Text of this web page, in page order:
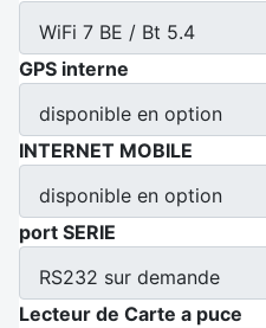
WiFi 7 BE / Bt 5.4
GPS interne
disponible en option
INTERNET MOBILE
disponible en option
port SERIE
RS232 sur demande
Lecteur de Carte a puce